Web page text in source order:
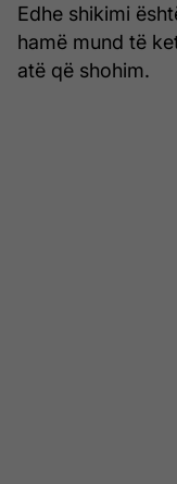
Edhe shikimi
hamë mund të
atë që shohim.